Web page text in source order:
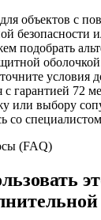
объектов с
безопасности
подобрать
условия
с гарантией 72
или выбору
со
(FAQ)